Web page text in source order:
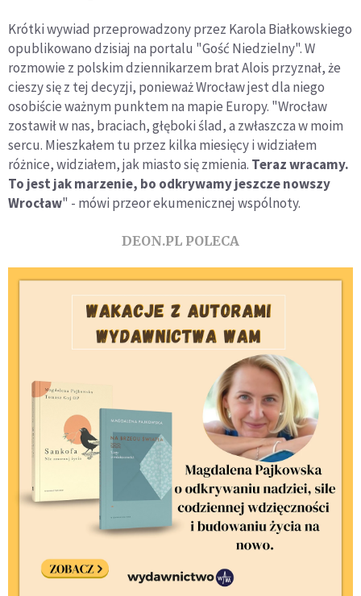
Krótki wywiad przeprowadzony przez Karola Białkowskiego
opublikowano dzisiaj na portalu "Gość Niedzielny". W
rozmowie z polskim dziennikarzem brat Alois przyznał, że
cieszy się z tej decyzji, ponieważ Wrocław jest dla niego
osobiście ważnym punktem na mapie Europy. "Wrocław
zostawił w nas, braciach, głęboki ślad, a zwłaszcza w moim
sercu. Mieszkałem tu przez kilka miesięcy i widziałem
różnice, widziałem, jak miasto się zmienia. Teraz wracamy.
To jest jak marzenie, bo odkrywamy jeszcze nowszy
Wrocław" - mówi przeor ekumenicznej wspólnoty.
DEON.PL POLECA